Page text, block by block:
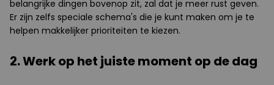
belangrijke dingen bovenop zit, zal dat je meer rust geven.
Er zijn zelfs speciale schema's die je kunt maken om je te
helpen makkelijker prioriteiten te kiezen.
2. Werk op het juiste moment op de dag